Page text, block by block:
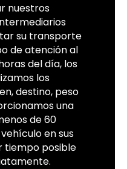
nuestros
su transporte
de atención al
del día, los
los
destino, peso
una
de 60
en sus
tiempo posible